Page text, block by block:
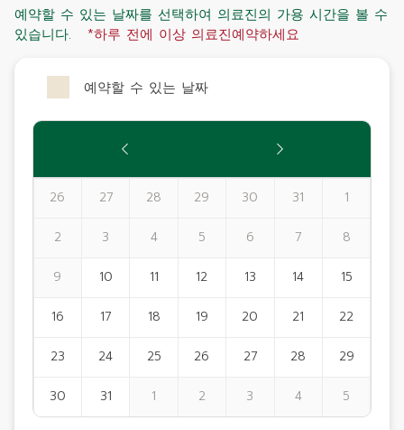
예약할 수 있는 날짜를 선택하여 의료진의 가용 시간을 볼 수
있습니다.
*하루 전에 이상 의료진예약하세요
예약할 수 있는 날짜
26 27 28 29 30 31 1
2 3 4 5 6 7 8
9 10 11 12 13 14 15
16 17 18 19 20 21 22
23 24 25 26 27 28 29
30 31 1 2 3 4 5